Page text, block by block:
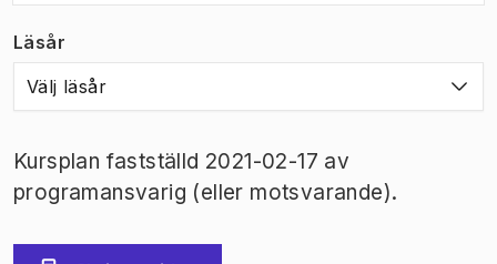
Läsår
Välj läsår
Kursplan fastställd 2021-02-17 av
programansvarig (eller motsvarande).